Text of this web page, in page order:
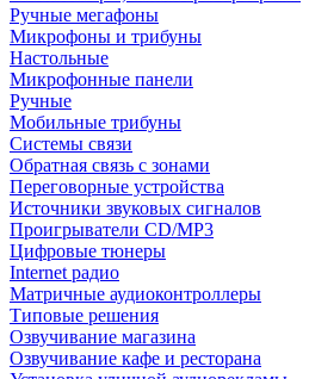
Ручные мегафоны
Микрофоны и трибуны
Настольные
Микрофонные панели
Ручные
Мобильные трибуны
Системы связи
Обратная связь с зонами
Переговорные устройства
Источники звуковых сигналов
Проигрыватели CD/MP3
Цифровые тюнеры
Internet радио
Матричные аудиоконтроллеры
Типовые решения
Озвучивание магазина
Озвучивание кафе и ресторана